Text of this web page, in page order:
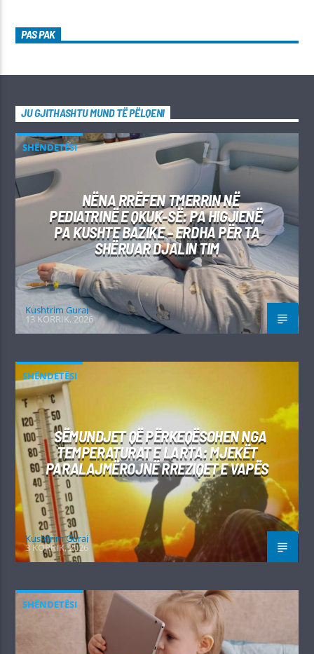
PAS PAK
JU GJITHASHTU MUND TË PËLQENI
SHËNDETËSI
NËNA RRËFEN TMERRIN NË
PEDIATRINË E QKUK-SË: PA HIGJIENË,
PA KUSHTE BAZIKE – ERDHA PËR TA
SHËRUAR DJALIN TIM
Kushtrim Guraj
13 KORRIK, 2026
SHËNDETËSI
SËMUNDJET QË PËRKEQËSOHEN NGA
TEMPERATURAT E LARTA: MJEKËT
PARALAJMËROJNË RREZIQET E VAPËS
Kushtrim Guraj
3 KORRIK, 2026
SHËNDETËSI